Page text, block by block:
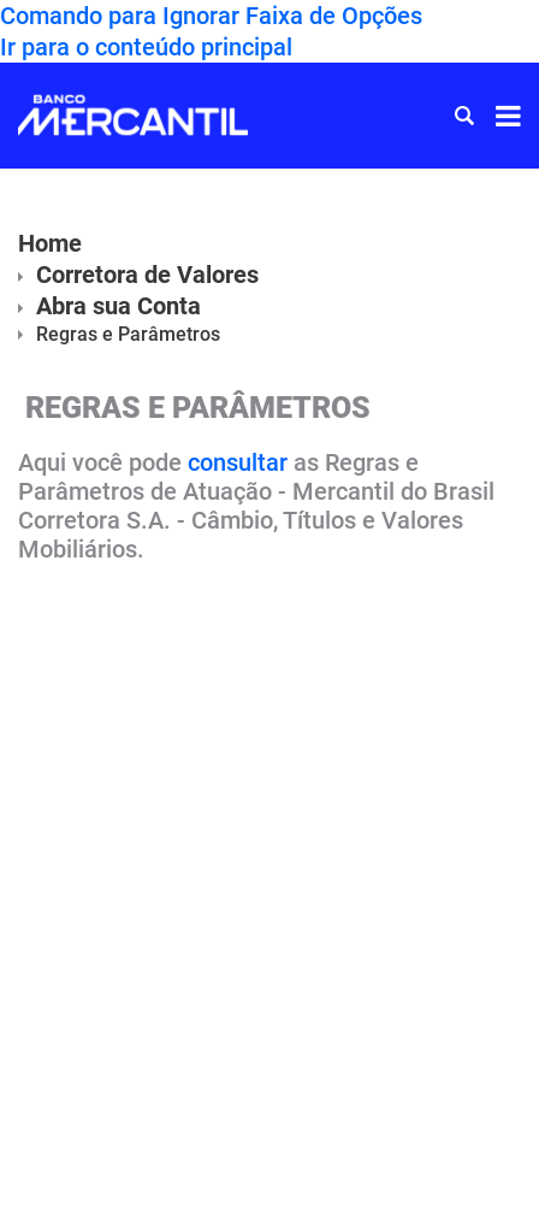
Comando para Ignorar Faixa de Opções
Ir para o conteúdo principal
para
Home
Home
Corretora de Valores
Abra sua Conta
Regras e Parâmetros
REGRAS E PARÂMETROS
Aqui você pode consultar as Regras e
Parâmetros de Atuação - Mercantil do Brasil
Corretora S.A. - Câmbio, Títulos e Valores
Mobiliários.​​​